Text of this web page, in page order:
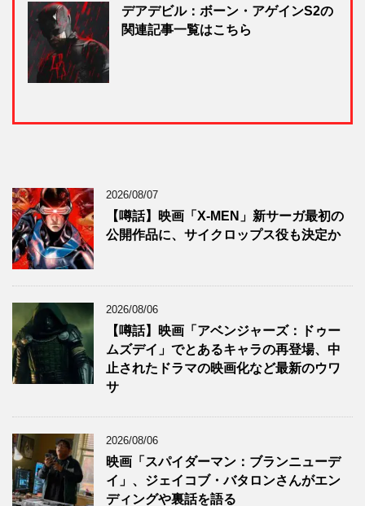
デアデビル：ボーン・アゲインS2の
関連記事一覧はこちら
2026/08/07
【噂話】映画「X-MEN」新サーガ最初の
公開作品に、サイクロップス役も決定か
2026/08/06
【噂話】映画「アベンジャーズ：ドゥー
ムズデイ」でとあるキャラの再登場、中
止されたドラマの映画化など最新のウワ
サ
2026/08/06
映画「スパイダーマン：ブランニューデ
イ」、ジェイコブ・バタロンさんがエン
ディングや裏話を語る